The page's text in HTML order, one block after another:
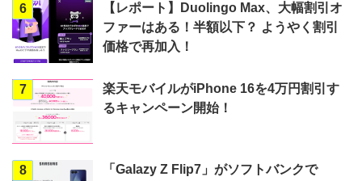
6
【レポート】Duolingo Max、大幅割引オ
ファーはある！半額以下？ ようやく割引
価格で再加入！
7
楽天モバイルがiPhone 16を4万円割引す
るキャンペーン開始！
8
「Galazy Z Flip7」がソフトバンクで